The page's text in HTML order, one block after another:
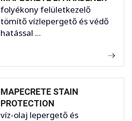
folyékony felületkezelő
tömítő vízlepergető és védő
hatással ...
MAPECRETE STAIN
PROTECTION
víz-olaj lepergető és